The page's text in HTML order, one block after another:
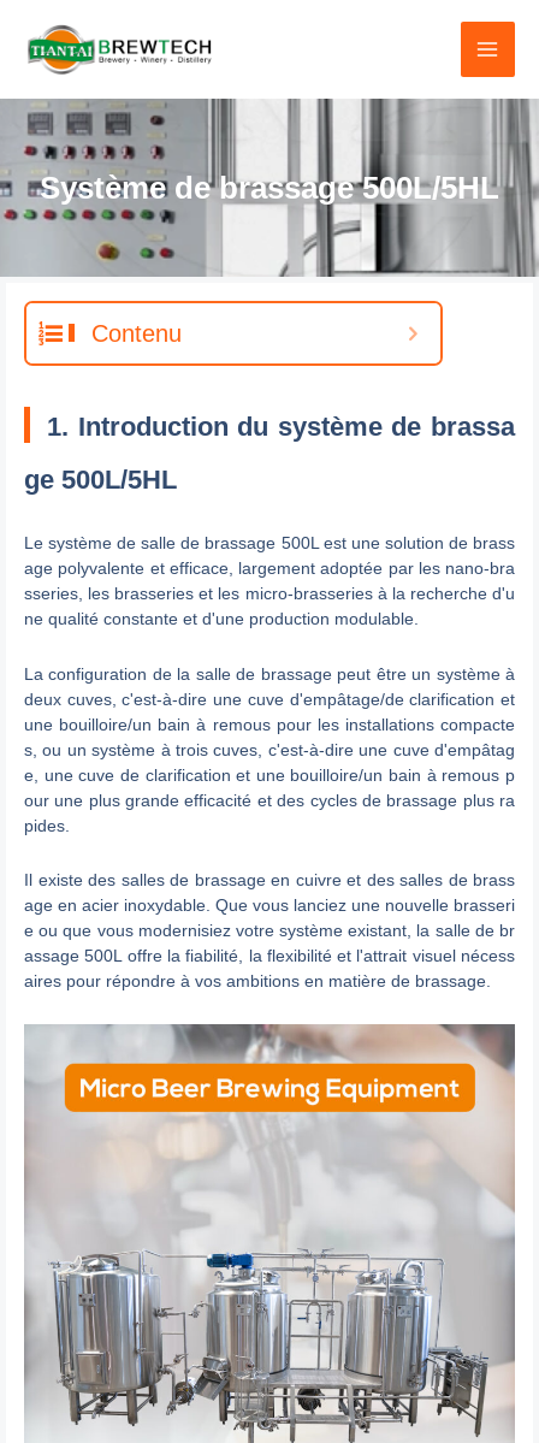
Système de brassage 500L/5HL
Contenu
1. Introduction du système de brassa
ge 500L/5HL
Le système de salle de brassage 500L est une solution de brass
age polyvalente et efficace, largement adoptée par les nano-bra
sseries, les brasseries et les micro-brasseries à la recherche d'u
ne qualité constante et d'une production modulable.
La configuration de la salle de brassage peut être un système à
deux cuves, c'est-à-dire une cuve d'empâtage/de clarification et
une bouilloire/un bain à remous pour les installations compacte
s, ou un système à trois cuves, c'est-à-dire une cuve d'empâtag
e, une cuve de clarification et une bouilloire/un bain à remous p
our une plus grande efficacité et des cycles de brassage plus ra
pides.
Il existe des salles de brassage en cuivre et des salles de brass
age en acier inoxydable. Que vous lanciez une nouvelle brasseri
e ou que vous modernisiez votre système existant, la salle de br
assage 500L offre la fiabilité, la flexibilité et l'attrait visuel nécess
aires pour répondre à vos ambitions en matière de brassage.